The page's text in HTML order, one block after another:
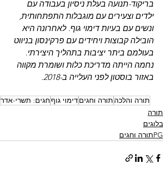
בריקוד-תנועה בעלת ניסיון בעבודה עם
ילדים וצעירים עם מוגבלות התפתחותית,
ונשים עם בעיות דימוי גוף. לאחרונה היא
הובילה קבוצות ויחידים עם פרקינסון בניווט
בעולמם ביתר יציבות בתהליך היצירתי.
נחמה הייתה מדריכת כלות ושומרת מקווה
באזור בוסטון לפני העלייה ב-2018.
תורה והלכה תורה וחגיםדימוי גוףחגים: תשרי-אדר
תורה
בלוגים
PGתורה וחגים